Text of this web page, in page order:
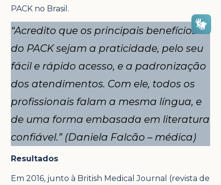
PACK no Brasil.
“Acredito que os principais benefícios
do PACK sejam a praticidade, pelo seu
fácil e rápido acesso, e a padronização
dos atendimentos. Com ele, todos os
profissionais falam a mesma língua, e
de uma forma embasada em literatura
confiável.” (Daniela Falcão – médica)
Resultados
Em 2016, junto à British Medical Journal (revista de